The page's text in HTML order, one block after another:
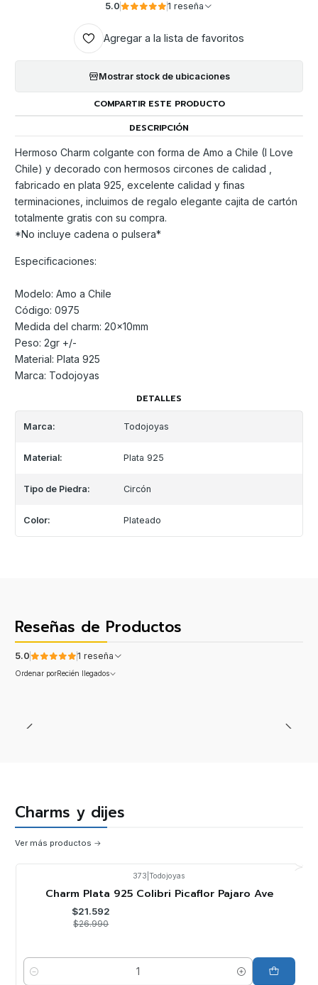
5.0 1 reseña
Agregar a la lista de favoritos
Mostrar stock de ubicaciones
COMPARTIR ESTE PRODUCTO
DESCRIPCIÓN
Hermoso Charm colgante con forma de Amo a Chile (I Love
Chile) y decorado con hermosos circones de calidad ,
fabricado en plata 925, excelente calidad y finas
terminaciones, incluimos de regalo elegante cajita de cartón
totalmente gratis con su compra.
*No incluye cadena o pulsera*
Especificaciones:
Modelo: Amo a Chile
Código: 0975
Medida del charm: 20x10mm
Peso: 2gr +/-
Material: Plata 925
Marca: Todojoyas
DETALLES
Marca: Todojoyas
Material: Plata 925
Tipo de Piedra: Circón
Color: Plateado
Reseñas de Productos
5.0 1 reseña
Ordenar porRecién llegados
Charms y dijes
Ver más productos
373 Todojoyas
Charm Plata 925 Colibri Picaflor Pajaro Ave
$21.592
$26.990
Cantidad